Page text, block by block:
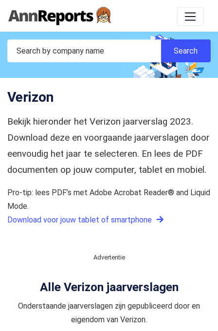
Verizon
Bekijk hieronder het Verizon jaarverslag 2023.
Download deze en voorgaande jaarverslagen door
eenvoudig het jaar te selecteren. En lees de PDF
documenten op jouw computer, tablet en mobiel.
Pro-tip: lees PDF’s met Adobe Acrobat Reader® and Liquid
Mode.
Download voor jouw tablet of smartphone
Advertentie
Alle Verizon jaarverslagen
Onderstaande jaarverslagen zijn gepubliceerd door en
eigendom van Verizon.